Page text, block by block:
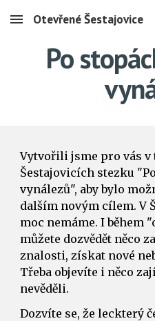
Skip to main content
Otevřené Šestajovice
Po
Vytvořili jsme pro vás v
Šestajovicích stezku
vynálezů", aby bylo
dalším novým cílem. V
moc nemáme. I během
můžete dozvědět něco
znalosti, získat nové
Třeba objevíte i něco
nevěděli.
Dozvíte se, že leckterý